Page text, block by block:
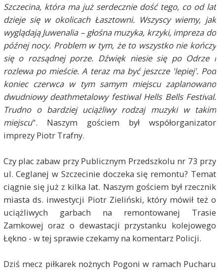
Szczecina, która ma już serdecznie dość tego, co od lat
dzieje się w okolicach Łasztowni. Wszyscy wiemy, jak
wyglądają Juwenalia – głośna muzyka, krzyki, impreza do
późnej nocy. Problem w tym, że to wszystko nie kończy
się o rozsądnej porze. Dźwięk niesie się po Odrze i
rozlewa po mieście. A teraz ma być jeszcze 'lepiej'. Pod
koniec czerwca w tym samym miejscu zaplanowano
dwudniowy deathmetalowy festiwal Hells Bells Festival.
Trudno o bardziej uciążliwy rodzaj muzyki w takim
miejscu". Naszym gościem był współorganizator
imprezy Piotr Trafny.
Czy plac zabaw przy Publicznym Przedszkolu nr 73 przy
ul. Ceglanej w Szczecinie doczeka się remontu? Temat
ciągnie się już z kilka lat. Naszym gościem był rzecznik
miasta ds. inwestycji Piotr Zieliński, który mówił też o
uciążliwych garbach na remontowanej Trasie
Zamkowej oraz o dewastacji przystanku kolejowego
Łękno - w tej sprawie czekamy na komentarz Policji.
Dziś mecz piłkarek nożnych Pogoni w ramach Pucharu